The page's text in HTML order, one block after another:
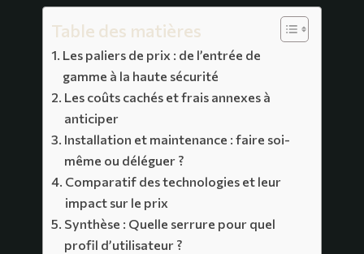
Table des matières
Les paliers de prix : de l’entrée de
gamme à la haute sécurité
Les coûts cachés et frais annexes à
anticiper
Installation et maintenance : faire soi-
même ou déléguer ?
Comparatif des technologies et leur
impact sur le prix
Synthèse : Quelle serrure pour quel
profil d’utilisateur ?